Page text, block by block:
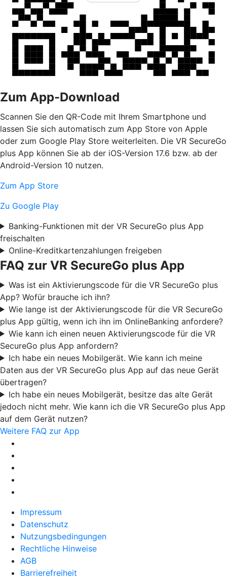
Zum App-Download
Scannen Sie den QR-Code mit Ihrem Smartphone und
lassen Sie sich automatisch zum App Store von Apple
oder zum Google Play Store weiterleiten. Die VR SecureGo
plus App können Sie ab der iOS-Version 17.6 bzw. ab der
Android-Version 10 nutzen.
Zum App Store
Zu Google Play
Banking-Funktionen mit der VR SecureGo plus App
freischalten
Online-Kreditkartenzahlungen freigeben
FAQ zur VR SecureGo plus App
Was ist ein Aktivierungscode für die VR SecureGo plus
App? Wofür brauche ich ihn?
Wie lange ist der Aktivierungscode für die VR SecureGo
plus App gültig, wenn ich ihn im OnlineBanking anfordere?
Wie kann ich einen neuen Aktivierungscode für die VR
SecureGo plus App anfordern?
Ich habe ein neues Mobilgerät. Wie kann ich meine
Daten aus der VR SecureGo plus App auf das neue Gerät
übertragen?
Ich habe ein neues Mobilgerät, besitze das alte Gerät
jedoch nicht mehr. Wie kann ich die VR SecureGo plus App
auf dem Gerät nutzen?
Weitere FAQ zur App
Impressum
Datenschutz
Nutzungsbedingungen
Rechtliche Hinweise
AGB
Barrierefreiheit